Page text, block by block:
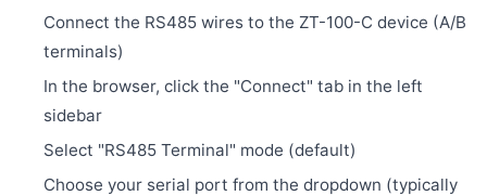
Connect the RS485 wires to the ZT-100-C device (A/B
terminals)
In the browser, click the "Connect" tab in the left
sidebar
Select "RS485 Terminal" mode (default)
Choose your serial port from the dropdown (typically